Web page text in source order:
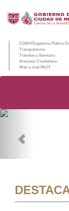
CDMX/Organismo Público
Transparencia
Trámites y Servicios
Atención Ciudadana
Web e-mail PAOT